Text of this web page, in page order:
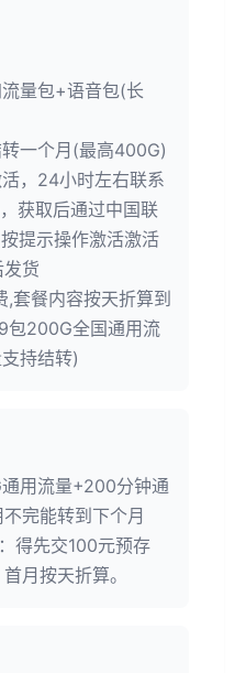
量包+语音包(长
一个月(最高400G)
，24小时左右联系
获取后通过中国联
提示操作激活激活
货
套餐内容按天折算到
包200G全国通用流
持结转)
用流量+200分钟通
完能转到下个月
得先交100元预存
月按天折算。